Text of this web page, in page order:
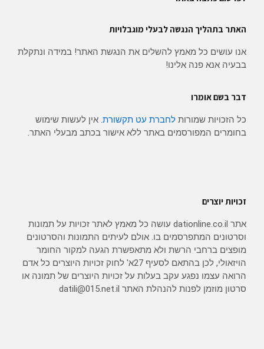
האתר בתהליך הנגשה לבעלי מוגבלויות
אנו עושים כל מאמץ להשלים את הנגשת האתר! במידה ונתקלת
בבעיה אנא פנה אלינו!
דבר בשם אומרו
כל הזכויות שמורות לחברת עט תקשורת. אין לעשות שימוש
בחומרים המפורסמים באתר ללא אישור בכתב מבעלי האתר.
זכויות יוצרים
אתר dationline.co.il עושה כל מאמץ לאתר זכויות על תמונות
וסרטונים המתפרסמים בו. אולם לעיתים התמונות והסרטונים
מופצים ברחבי הרשת ולא מתאפשרת הגעה למקור החומר
הויזאולי, לכן בהתאם לסעיף 27א' לחוק זכויות היוצרים כל אדם
הרואה עצמו נפגע עקב בעלות על זכויות היוצרים של תמונה או
סרטון מוזמן לפנות להנהלת האתר datili@015.net.il